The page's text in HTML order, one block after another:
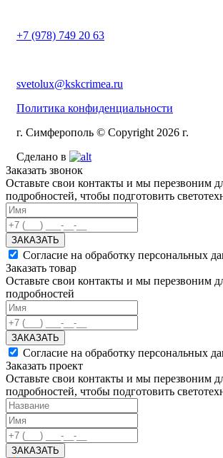
+7 (978) 749 20 63
svetolux@kskcrimea.ru
Политика конфиденциальности
г. Симферополь © Copyright 2026 г.
Сделано в
Заказать звонок
Оставьте свои контакты и мы перезвоним
подробностей, чтобы подготовить
ЗАКАЗАТЬ
Согласие на обработку персональных
Заказать товар
Оставьте свои контакты и мы перезвоним
подробностей
ЗАКАЗАТЬ
Согласие на обработку персональных
Заказать проект
Оставьте свои контакты и мы перезвоним
подробностей, чтобы подготовить
ЗАКАЗАТЬ